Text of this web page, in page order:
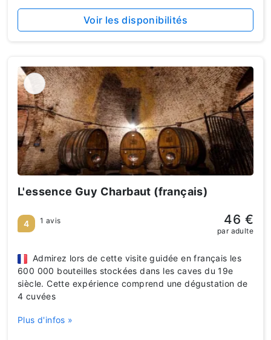
Voir les disponibilités
L'essence Guy Charbaut (français)
Admirez lors de cette visite guidée en français les
600 000 bouteilles stockées dans les caves du 19e
siècle. Cette expérience comprend une dégustation de
4 cuvées
Plus d'infos »
4 1 avis 46 €
par adulte